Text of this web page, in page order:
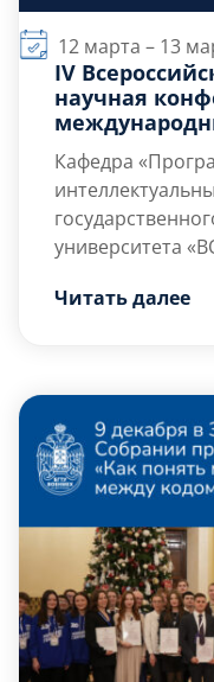
12 марта – 13
IV
научная
Кафедра
университета
Всероссийскую
Приглашаем к
студентов,
преподавателей,
предприятий и
Читать далее